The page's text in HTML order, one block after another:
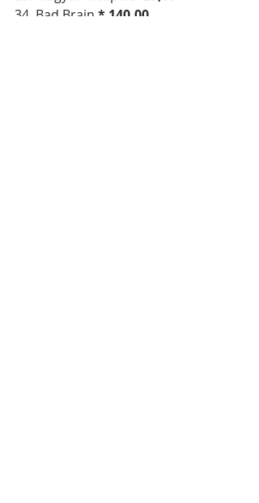
34. Bad Brain * 140,00